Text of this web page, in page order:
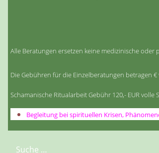
Alle Beratungen ersetzen keine medizinische oder
Die Gebühren für die Einzelberatungen betragen €
Schamanische Ritualarbeit Gebühr 120,- EUR volle
Begleitung bei spirituellen Krisen,
Suchen